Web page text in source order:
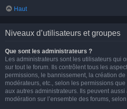
Haut
Niveaux d’utilisateurs et groupes
Que sont les administrateurs ?
Les administrateurs sont les utilisateurs qui
sur tout le forum. Ils contrôlent tous les
permissions, le bannissement, la création
modérateurs, etc., selon les permissions
aux autres administrateurs. Ils peuvent
modération sur l’ensemble des forums,